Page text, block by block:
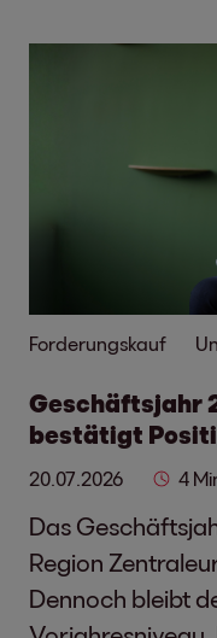
Forderungskauf
Geschäftsjahr
bestätigt
20.07.2026 4
Das
Region
Dennoch bleibt